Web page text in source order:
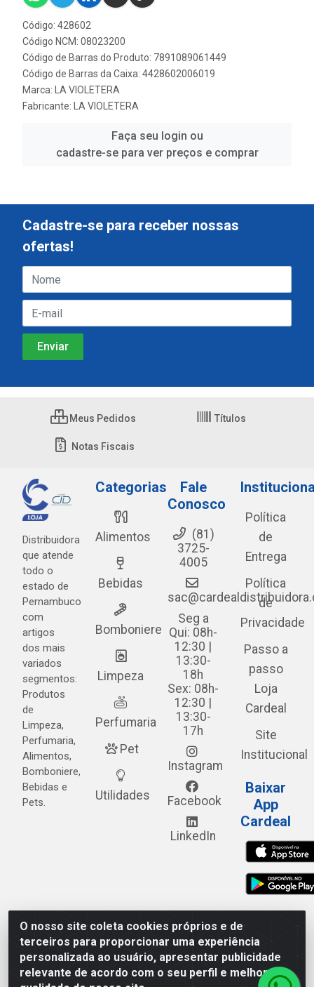
Código: 428602
Código NCM: 08023200
Código de Barras do Produto: 7891089061449
Código de Barras da Caixa: 4428602006019
Marca:
LA VIOLETERA
Fabricante:
LA VIOLETERA
Faça seu login ou
cadastre-se para ver preços e comprar
O nosso site coleta cookies próprios e de
terceiros para proporcionar uma experiência
personalizada ao usuário, apresentar publicidade
relevante de acordo com o seu perfil e melhorar a
Cadastre-se para receber nossas
ofertas!
Meus Pedidos Títulos
Notas Fiscais
Distribuidora
que atende
todo o
estado de
Pernambuco
com
artigos
dos mais
variados
segmentos:
Produtos
de
Limpeza,
Perfumaria,
Alimentos,
Bomboniere,
Bebidas e
Pets.
Categorias
Alimentos
Bebidas
Bomboniere
Limpeza
Perfumaria
Pet
Utilidades
Fale
Conosco
(81)
3725-
4005
Seg a
Qui: 08h-
12:30 |
13:30-
18h
Sex: 08h-
12:30 |
13:30-
17h
Instagram
Facebook
LinkedIn
Política
de
Entrega
Política
de
Privacidade
Passo a
passo
Loja
Cardeal
Site
Institucional
Baixar
App
Cardeal
Cardeal Distribuidora - Estrada Alto do Moura, 582 - Alto
do Moura - Caruaru/PE - CEP 55.040-120 - CNPJ
05.253.499/0001-62